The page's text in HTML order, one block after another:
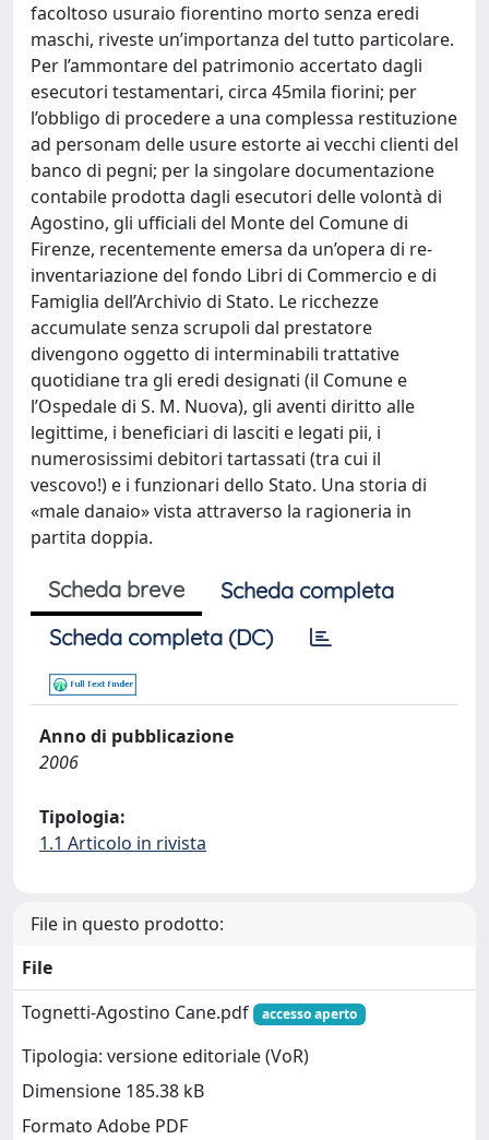
facoltoso usuraio fiorentino morto senza eredi
maschi, riveste un’importanza del tutto particolare.
Per l’ammontare del patrimonio accertato dagli
esecutori testamentari, circa 45mila fiorini; per
l’obbligo di procedere a una complessa restituzione
ad personam delle usure estorte ai vecchi clienti del
banco di pegni; per la singolare documentazione
contabile prodotta dagli esecutori delle volontà di
Agostino, gli ufficiali del Monte del Comune di
Firenze, recentemente emersa da un’opera di re-
inventariazione del fondo Libri di Commercio e di
Famiglia dell’Archivio di Stato. Le ricchezze
accumulate senza scrupoli dal prestatore
divengono oggetto di interminabili trattative
quotidiane tra gli eredi designati (il Comune e
l’Ospedale di S. M. Nuova), gli aventi diritto alle
legittime, i beneficiari di lasciti e legati pii, i
numerosissimi debitori tartassati (tra cui il
vescovo!) e i funzionari dello Stato. Una storia di
«male danaio» vista attraverso la ragioneria in
partita doppia.
Scheda breve
Scheda completa
Scheda completa (DC)
Anno di pubblicazione
2006
Tipologia:
1.1 Articolo in rivista
File in questo prodotto:
File
Tognetti-Agostino Cane.pdf
accesso aperto
Tipologia: versione editoriale (VoR)
Dimensione 185.38 kB
Formato Adobe PDF